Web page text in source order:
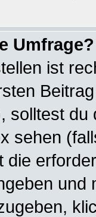
Umfrage?
ist
solltest
sehen
die
und